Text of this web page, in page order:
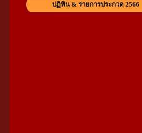
ปฏิทิน & รายการประกวด 2566